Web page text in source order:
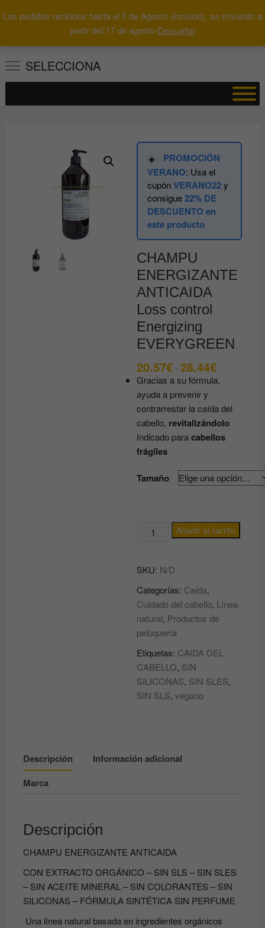
Los pedidos recibidos hasta el 5 de Agosto (incluido), se enviarán a
partir del 17 de agosto Descartar
al
Buscar
0 Total
SELECCIONA
☀️
PROMOCIÓN
VERANO: Usa el
cupónVERANO22y
consigue22% DE
DESCUENTO en
este producto
CHAMPU
ENERGIZANTE
ANTICAIDA
Loss control
Energizing
EVERYGREEN
20.57€ - 28.44€Rango
de
precios:
hasta
28.44€
Gracias a su fórmula,
ayuda a prevenir y
contrarrestar la caída del
cabello, revitalizándolo
Indicado paracabellos
frágiles
Tamaño
CHAMPU
ENERGIZANTE
Loss
control
Energizing
EVERYGREEN
cantidad
Añadir al carrito
SKU: N/D
Categorías: Caída,
Cuidado del cabello, Línea
natural, Productos de
peluquería
Etiquetas: CAIDA DEL
CABELLO, SIN
SILICONAS, SIN SLES,
SIN SLS,vegano
Descripción
Información adicional
Marca
Descripción
CHAMPU ENERGIZANTE ANTICAIDA
CON EXTRACTO ORGÁNICO – SIN SLS – SIN SLES
– SIN ACEITE MINERAL – SIN COLORANTES – SIN
SILICONAS – FÓRMULA SINTÉTICA SIN PERFUME
Una línea natural basada en ingredientes orgánicos